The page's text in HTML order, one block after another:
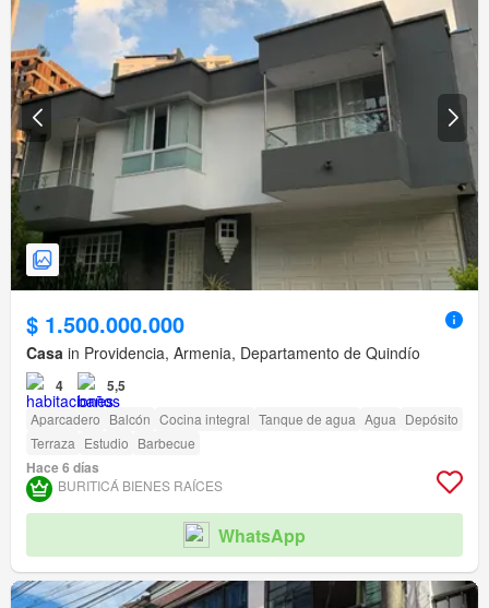
$ 1.500.000.000
Casa in Providencia, Armenia, Departamento de Quindío
4 5,5
Aparcadero Balcón Cocina integral Tanque de agua Agua Depósito
Terraza Estudio Barbecue
Hace 6 días
BURITICÁ BIENES RAÍCES
WhatsApp